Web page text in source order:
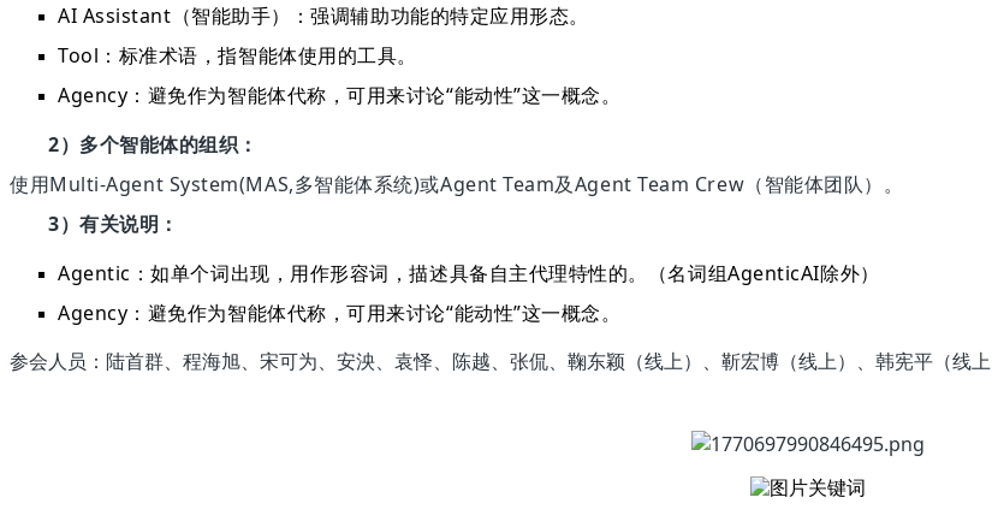
AI Assistant（智能助手）：强调辅助功能的特定应用形态。
Tool：标准术语，指智能体使用的工具。
Agency：避免作为智能体代称，可用来讨论“能动性”这一概念。
2） 多个智能体的组织：
使用Multi-Agent System(MAS,多智能体系统)或Agent Team及Agent Team Crew（智能体团队）。
3）有关说明：
Agentic：如单个词出现，用作形容词，描述具备自主代理特性的。（名词组AgenticAI除外）
Agency：避免作为智能体代称，可用来讨论“能动性”这一概念。
参会人员： 陆首群、程海旭、宋可为、安泱、袁怿、陈越、张侃、鞠东颖（线上）、靳宏博（线上）、韩宪平（线